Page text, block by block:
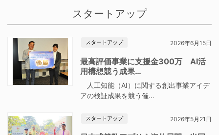
スタートアップ
スタートアップ 2026年6月15日
最高評価事業に支援金300万 AI活
用構想競う成果…
人工知能（AI）に関する創出事業アイデ
アの検証成果を競う催…
スタートアップ 2026年5月21日